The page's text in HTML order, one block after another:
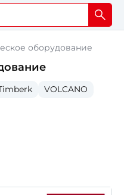
оборудование
VOLCANO